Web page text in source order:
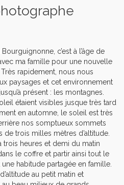
c’est à l’âge de
ma famille pour une nouvelle
rapidement, nous nous
paysages et cet environnement
présent : les montagnes.
étaient visibles jusque très tard
en automne, le soleil est très
nos somptueux sommets
trois milles mètres d’altitude.
trois heures et demi du matin
le coffre et partir ainsi tout le
habitude partagée en famille.
au petit matin et